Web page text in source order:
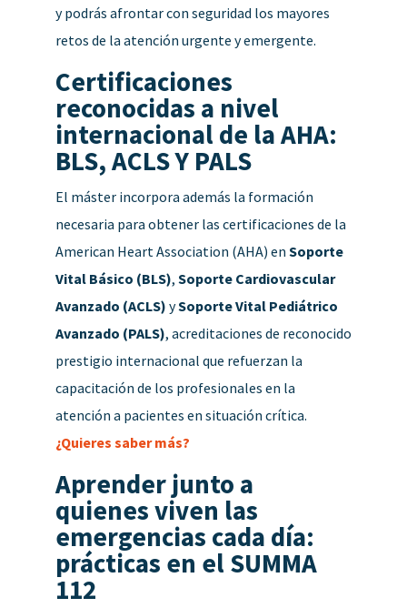
y podrás afrontar con seguridad los mayores
retos de la atención urgente y emergente.
Certificaciones
reconocidas a nivel
internacional de la AHA:
BLS, ACLS Y PALS
El máster incorpora además la formación
necesaria para obtener las certificaciones de la
American Heart Association (AHA) en Soporte
Vital Básico (BLS), Soporte Cardiovascular
Avanzado (ACLS) ySoporte Vital Pediátrico
Avanzado (PALS), acreditaciones de reconocido
prestigio internacional que refuerzan la
capacitación de los profesionales en la
atención a pacientes en situación crítica.
¿Quieres saber más?
Aprender junto a
quienes viven las
emergencias cada día:
prácticas en el SUMMA
112